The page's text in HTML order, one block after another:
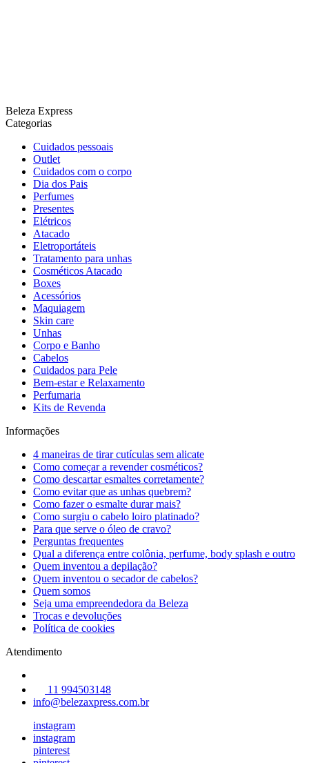
Beleza Express
Categorias
Cuidados pessoais
Outlet
Cuidados com o corpo
Dia dos Pais
Perfumes
Presentes
Elétricos
Atacado
Eletroportáteis
Tratamento para unhas
Cosméticos Atacado
Boxes
Acessórios
Maquiagem
Skin care
Unhas
Corpo e Banho
Cabelos
Cuidados para Pele
Bem-estar e Relaxamento
Perfumaria
Kits de Revenda
Informações
4 maneiras de tirar cutículas sem alicate
Como começar a revender cosméticos?
Como descartar esmaltes corretamente?
Como evitar que as unhas quebrem?
Como fazer o esmalte durar mais?
Como surgiu o cabelo loiro platinado?
Para que serve o óleo de cravo?
Perguntas frequentes
Qual a diferença entre colônia, perfume, body splash e outro
Quem inventou a depilação?
Quem inventou o secador de cabelos?
Quem somos
Seja uma empreendedora da Beleza
Trocas e devoluções
Política de cookies
Atendimento
11 994503148
info@belezaxpress.com.br
instagram
instagram
pinterest